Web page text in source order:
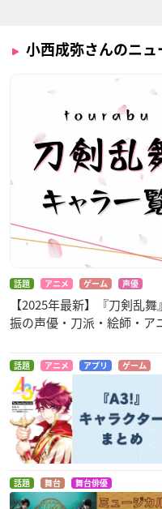
小西成弥さんのニュ
話題 アニメ ゲーム 声優
【2025年最新】『刀剣乱
振の声優・刀派・絵師・ア
話題 アニメ アプリ ゲーム
話題 舞台 舞台俳優